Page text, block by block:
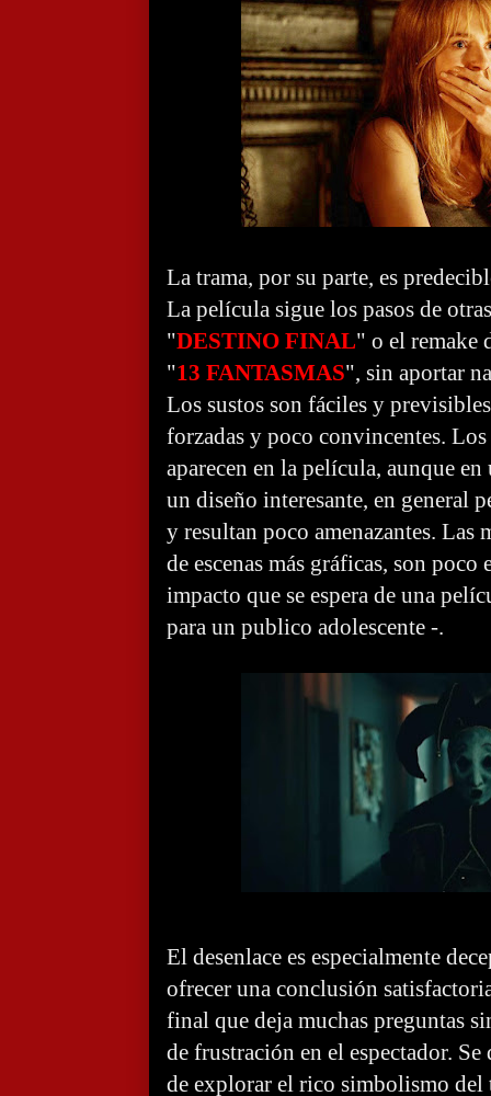
La trama, por su parte, es
La película sigue los pasos de
"DESTINO FINAL" o el remake
"13 FANTASMAS", sin aportar
Los sustos son fáciles y
forzadas y poco convincentes.
aparecen en la película, aunque en
un diseño interesante, en general
y resultan poco amenazantes. Las
de escenas más gráficas, son
impacto que se espera de una
para un publico adolescente -.
El desenlace es especialmente
ofrecer una conclusión
final que deja muchas preguntas
de frustración en el espectador.
de explorar el rico simbolismo